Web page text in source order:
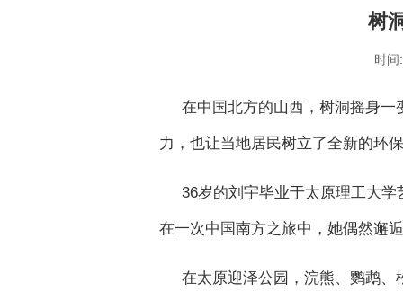
树
时
在中国北方的山西，树洞摇身
力，也让当地居民树立了全新的环
36岁的刘宇毕业于太原理工大
在一次中国南方之旅中，她偶然邂
在太原迎泽公园，浣熊、鹦鹉